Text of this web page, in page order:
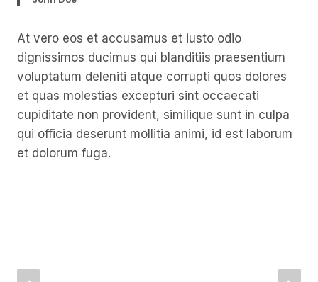
At vero eos et accusamus et iusto odio
dignissimos ducimus qui blanditiis praesentium
voluptatum deleniti atque corrupti quos dolores
et quas molestias excepturi sint occaecati
cupiditate non provident, similique sunt in culpa
qui officia deserunt mollitia animi, id est laborum
et dolorum fuga.